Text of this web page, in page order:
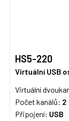
HS5-220
Virtuální USB
Virtuální
Počet kanálů: 2
Připojení: USB